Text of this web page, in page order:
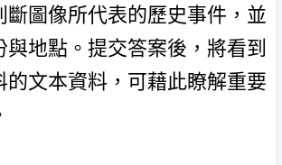
斷圖像所代表的歷史事件，並
與地點。提交答案後，將看到
的文本資料，可藉此瞭解重要